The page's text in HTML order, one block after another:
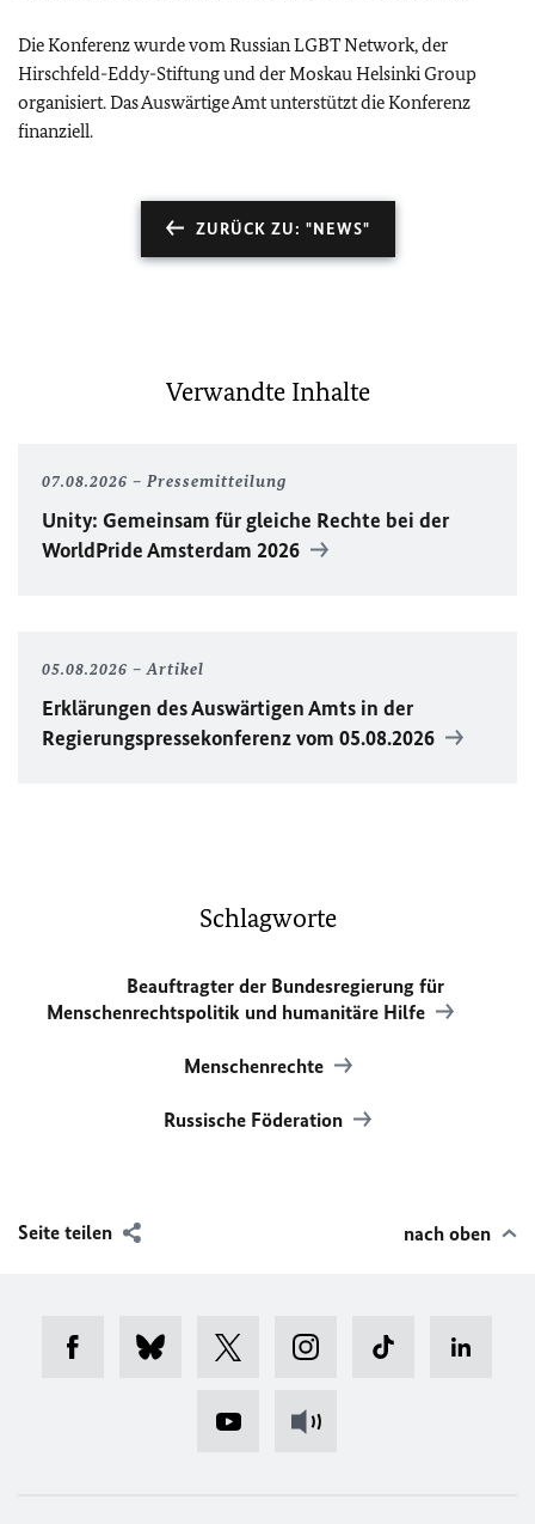
Die Konferenz wurde vomRussian LGBT Network, der
Hirschfeld-Eddy-Stiftung und derMoskau Helsinki Group
organisiert. Das Auswärtige Amt unterstützt die Konferenz
finanziell.
ZURÜCK ZU: "NEWS"
Verwandte Inhalte
07.08.2026 Pressemitteilung
Unity: Gemeinsam für gleiche Rechte bei der
WorldPrideAmsterdam 2026
05.08.2026 Artikel
Erklärungen des Auswärtigen Amts in der
Regierungspressekonferenz vom 05.08.2026
Schlagworte
Beauftragter der Bundesregierung für
Menschenrechtspolitik und humanitäre Hilfe
Menschenrechte
Russische Föderation
Seite teilen nach oben